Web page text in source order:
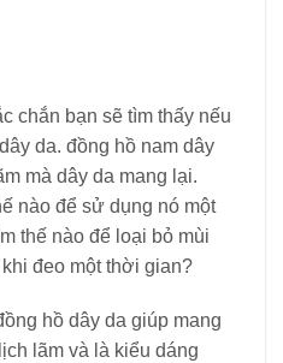
chắn bạn sẽ tìm thấy nếu
da. đồng hồ nam dây
mà dây da mang lại.
nào để sử dụng nó một
thế nào để loại bỏ mùi
đeo một thời gian?
hồ dây da giúp mang
lãm và là kiểu dáng